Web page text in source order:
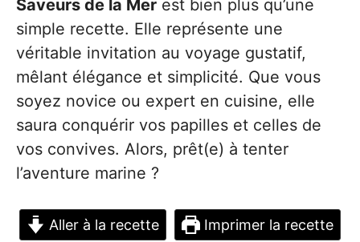
Saveurs de la Mer est bien plus qu’une
simple recette. Elle représente une
véritable invitation au voyage gustatif,
mêlant élégance et simplicité. Que vous
soyez novice ou expert en cuisine, elle
saura conquérir vos papilles et celles de
vos convives. Alors, prêt(e) à tenter
l’aventure marine ?
Aller à la recette Imprimer la recette